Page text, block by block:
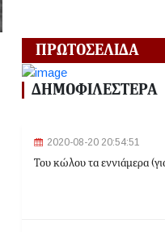
2024-06-18
ληστεία σε βάρος
2024-06-18
Γλυφάδα: Σορός
ΠΡΩΤΟΣΕΛΙΔΑ
ΔΗΜΟΦΙΛΕΣΤΕΡΑ
2020-08-20 20:54:51
Του κώλου τα εννιάμερα